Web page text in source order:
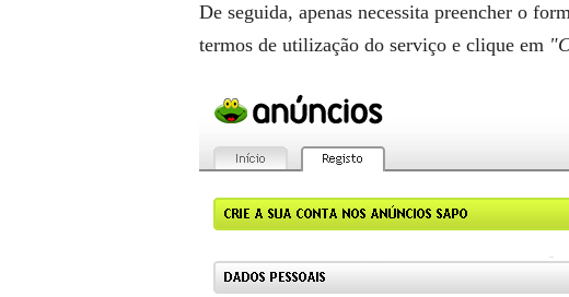
De seguida, apenas necessita preencher o
termos de utilização do serviço e clique em